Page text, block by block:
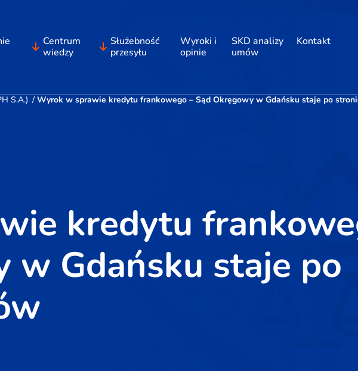
Centrum
wiedzy
Służebność
przesyłu
Wyroki i
opinie
SKD analizy
umów
Kontakt
S.A.) / Wyrok w sprawie kredytu frankowego – Sąd Okręgowy w Gdańsku staje po
kredytu
w Gdańsku staje po